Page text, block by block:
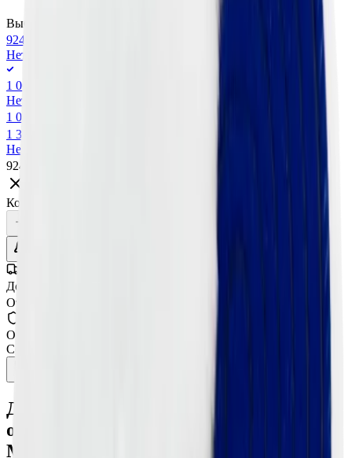
Выберите вариант:
924 ₽
Нет в наличии
1 060 ₽
Нет в наличии
1 064 ₽
1 339 ₽
Нет в наличии
924 ₽
Количество:
Доставка СДЭК
От 350₽ по России
Оригинал 100%
Сертифицированный товар
Диск полировальный из натуральной
овчины, 135 мм, OS135VB/SP,
Menzerna